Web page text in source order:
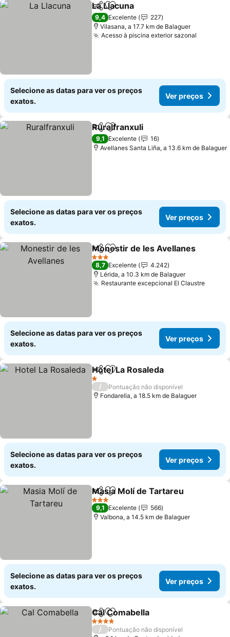
PartilharAdicionar aos favoritos
La Llacuna
9,4 Excelente
227
Vilasana, a 17.7 km de Balaguer
Acesso à piscina exterior sazonal
Selecione as datas para ver os preços
exatos.
Ver preços
PartilharAdicionar aos favoritos
Ruralfranxuli
9,1 Excelente
16
Avellanes Santa Liña, a 13.6 km de Balaguer
Selecione as datas para ver os preços
exatos.
Ver preços
PartilharAdicionar aos favoritos
Monestir de les Avellanes
3 Estrelas
8,7 Excelente
4.242
Lérida, a 10.3 km de Balaguer
Restaurante excepcional El ClaustreVer
Selecione as datas para ver os preços
exatos.
Ver preços
PartilharAdicionar aos favoritos
Hotel La Rosaleda
1 Estrelas
/
Pontuação não disponível
Fondarella, a 18.5 km de Balaguer
Selecione as datas para ver os preços
exatos.
Ver preços
PartilharAdicionar aos favoritos
Masia Molí de Tartareu
3 Estrelas
9,1 Excelente
566
Valbona, a 14.5 km de Balaguer
Selecione as datas para ver os preços
exatos.
Ver preços
PartilharAdicionar aos favoritos
Cal Comabella
4 Estrelas
/
Pontuação não disponível